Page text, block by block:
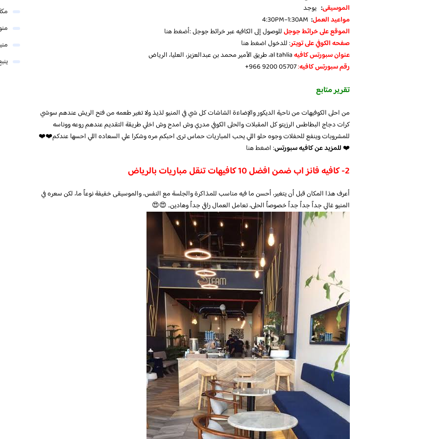
الموسيقى: يوجد
مواعيد العمل:
4:30PM–1:30AM
الموقع على خرائط جوجلللوصول إلى الكافيه عبر خرائط جوجل :أضغط هنا
صفحه الكوفي على تويتر: للدخولاضغط هنا
عنوان سبورتس كافيهal tahlia، طريق الأمير محمد بن عبدالعزيز، العليا، الرياض
رقم سبورتس كافيه:
تقرير متابع
من احلى الكوفيهات من ناحية الديكور والإضاءة الشاشات كل شي في المنيو لذيذ ولا تغير طعمه من فتح الريش عندهم سوشي
كرات دجاج البطاطس الرزيتو كل المقبلات والحلى الكوفي مدري وش امدح وش اخلي طريقة التقديم عندهم روعه ووناسه
للمشروبات وينفع للحفلات وجوه حلو اللي يحب المباريات حماس ترى احبكم مره وشكرا علي السعاده اللي احسها عندكم❤️❤️
❤️للمزيد عن كافيه سبورتس:اضغط هنا
2- كافيه فانز اب ضمن افضل 10 كافيهات تنقل مباريات بالرياض
أعرف هذا المكان قبل أن يتغير، أحسن ما فيه مناسب للمذاكرة والجلسة مع النفس، والموسيقى خفيفة نوعاً ما، لكن سعره في
المنيو غالي جداً جداً جداً خصوصاً الحلى، تعامل العمال راقي جداً وهادين.. 😍😍